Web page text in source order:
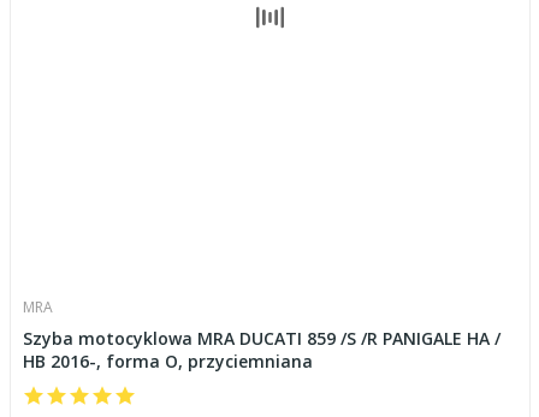
MRA
Szyba motocyklowa MRA DUCATI 859 /S /R PANIGALE HA /
HB 2016-, forma O, przyciemniana